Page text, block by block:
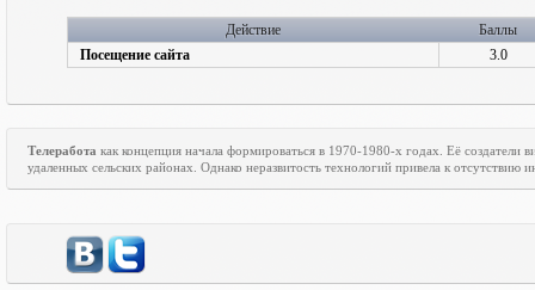
Действие
Баллы
Посещение сайта
3.0
Телеработа как концепция начала формироваться в 1970-1980-х годах. Её
удаленных сельских районах. Однако неразвитость технологий привела к отсутствию